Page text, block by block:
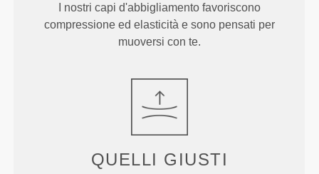
I nostri capi d'abbigliamento favoriscono
compressione ed elasticità e sono pensati per
muoversi con te.
QUELLI GIUSTI